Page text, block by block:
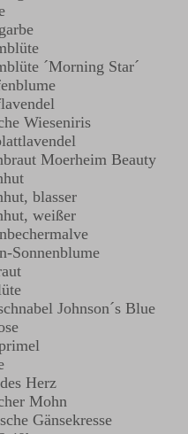
´Morning Star´
Wieseniris
Moerheim Beauty
blasser
weißer
Sonnenblume
Johnson´s Blue
Herz
Mohn
Gänsekresse